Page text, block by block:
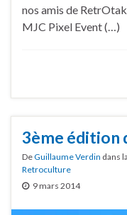
nos amis de
MJC Pixel Event (…)
3ème édition
DeGuillaume Verdin dans
Retroculture
9 mars 2014